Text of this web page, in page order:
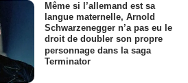
Même si l’allemand est sa
langue maternelle, Arnold
Schwarzenegger n’a pas eu le
droit de doubler son propre
personnage dans la saga
Terminator